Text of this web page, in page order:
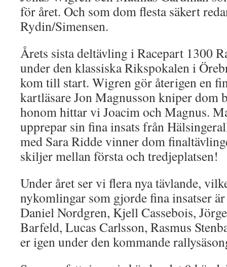
för året. Och som dom flesta säkert
Rydin/Simensen.
Årets sista deltävling i Racepart 1300
under den klassiska Rikspokalen i
kom till start. Wigren gör återigen en
kartläsare Jon Magnusson kniper dom
honom hittar vi Joacim och Magnus.
upprepar sin fina insats från
med Sara Ridde vinner dom
skiljer mellan första och tredjeplatsen!
Under året ser vi flera nya tävlande,
nykomlingar som gjorde fina insatser
Daniel Nordgren, Kjell Cassebois,
Barfeld, Lucas Carlsson, Rasmus
er igen under den kommande